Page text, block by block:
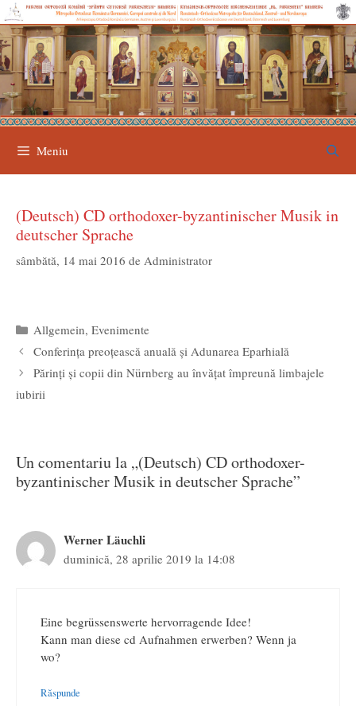
Sari
la
conținut
Meniu
(Deutsch) CD orthodoxer-byzantinischer Musik in
deutscher Sprache
sâmbătă, 14 mai 2016 de Administrator
Categorii
Allgemein, Evenimente
Conferința preoțească anuală și Adunarea Eparhială
Părinți și copii din Nürnberg au învățat împreună limbajele
iubirii
Un comentariu la „(Deutsch) CD orthodoxer-
byzantinischer Musik in deutscher Sprache”
Werner Läuchli
duminică, 28 aprilie 2019 la 14:08
Eine begrüssenswerte hervorragende Idee!
Kann man diese cd Aufnahmen erwerben? Wenn ja
wo?
Răspunde